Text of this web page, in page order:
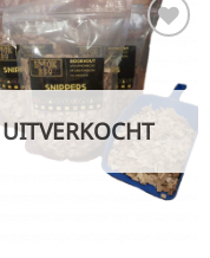
Toevoegen
aan
verlanglijst
UITVERKOCHT